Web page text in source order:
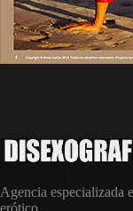
Agencia especializada
erótico.